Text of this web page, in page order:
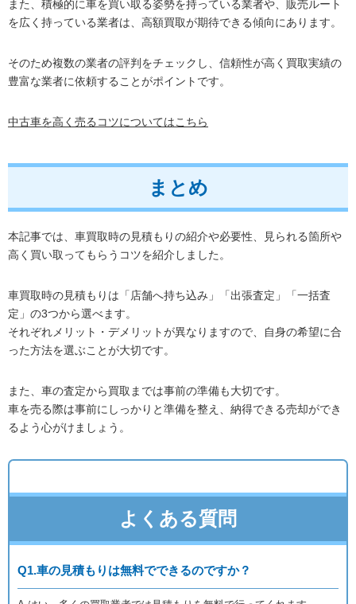
また、積極的に車を買い取る姿勢を持っている業者や、販売ルート
を広く持っている業者は、高額買取が期待できる傾向にあります。
そのため複数の業者の評判をチェックし、信頼性が高く買取実績の
豊富な業者に依頼することがポイントです。
中古車を高く売るコツについてはこちら
まとめ
本記事では、車買取時の見積もりの紹介や必要性、見られる箇所や
高く買い取ってもらうコツを紹介しました。
車買取時の見積もりは「店舗へ持ち込み」「出張査定」「一括査
定」の3つから選べます。
それぞれメリット・デメリットが異なりますので、自身の希望に合
った方法を選ぶことが大切です。
また、車の査定から買取までは事前の準備も大切です。
車を売る際は事前にしっかりと準備を整え、納得できる売却ができ
るよう心がけましょう。
よくある質問
Q1.車の見積もりは無料でできるのですか？